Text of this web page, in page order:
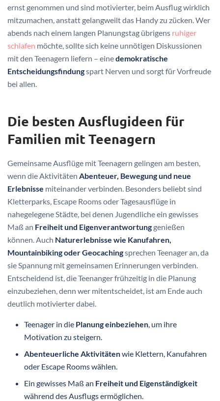
ernst genommen und sind motivierter, beim Ausflug wirklich
mitzumachen, anstatt gelangweilt das Handy zu zücken. Wer
abends nach einem langen Planungstag übrigens ruhiger
schlafen möchte, sollte sich keine unnötigen Diskussionen
mit den Teenagern liefern – einedemokratische
Entscheidungsfindungspart Nerven und sorgt für Vorfreude
bei allen.
Die besten Ausflugideen für
Familien mit Teenagern
Gemeinsame Ausflüge mit Teenagern gelingen am besten,
wenn die Aktivitäten Abenteuer, Bewegung und neue
Erlebnisse miteinander verbinden. Besonders beliebt sind
Kletterparks, Escape Rooms oder Tagesausflüge in
nahegelegene Städte, bei denen Jugendliche ein gewisses
Maß an Freiheit und Eigenverantwortung genießen
können. Auch Naturerlebnisse wie Kanufahren,
Mountainbiking oder Geocachingsprechen Teenager an, da
sie Spannung mit gemeinsamen Erinnerungen verbinden.
Entscheidend ist, die Teenanger frühzeitig in die Planung
einzubeziehen, denn wer mitentscheidet, ist am Ende auch
deutlich motivierter dabei.
Teenager in die Planung einbeziehen, um ihre
Motivation zu steigern.
Abenteuerliche Aktivitätenwie Klettern, Kanufahren
oder Escape Rooms wählen.
Ein gewisses Maß an Freiheit und Eigenständigkeit
während des Ausflugs ermöglichen.